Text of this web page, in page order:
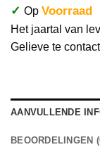
✓ Op Voorraad
Het jaartal van
Gelieve te
AANVULLENDE
BEOORDELINGEN